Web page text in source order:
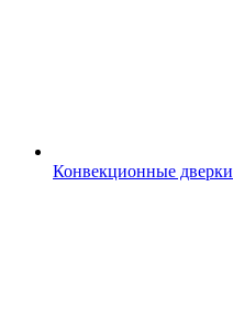
Конвекционные дверки